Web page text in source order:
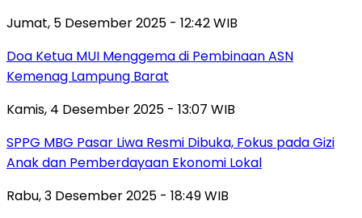
Jumat, 5 Desember 2025 - 12:42 WIB
Doa Ketua MUI Menggema di Pembinaan ASN
Kemenag Lampung Barat
Kamis, 4 Desember 2025 - 13:07 WIB
SPPG MBG Pasar Liwa Resmi Dibuka, Fokus pada Gizi
Anak dan Pemberdayaan Ekonomi Lokal
Rabu, 3 Desember 2025 - 18:49 WIB